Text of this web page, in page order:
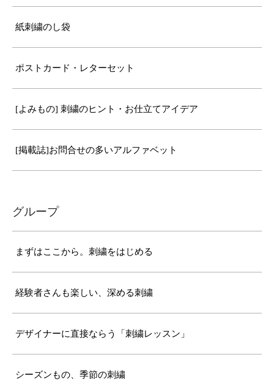
紙刺繍のし袋
ポストカード・レターセット
[よみもの] 刺繍のヒント・お仕立てアイデア
[掲載誌]お問合せの多いアルファベット
グループ
まずはここから。刺繍をはじめる
経験者さんも楽しい、深める刺繍
デザイナーに直接ならう「刺繍レッスン」
シーズンもの、季節の刺繍